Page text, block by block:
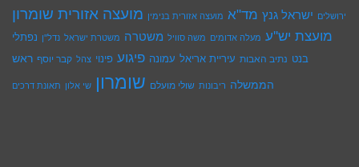
ירושלים ישראל גנץ מד"א מועצה אזורית בנימין מועצה אזורית שומרון
מועצת יש''ע מעלה אדומים משה סוויל משטרה משטרת ישראל נדל''ן נפתלי
בנט נתיב האבות עיריית אריאל עמונה פיגוע פינוי צהל קבר יוסף ראש
הממשלה ריבונות שולי מועלם שומרון שי אלון תאונת דרכים